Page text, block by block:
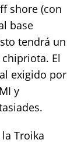
shore (con
base
tendrá un
El
exigido por
y
Troika